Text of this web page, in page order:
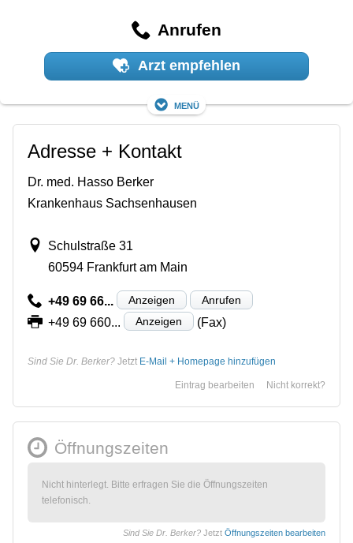
Anrufen
Arzt empfehlen
Menü
Adresse + Kontakt
Dr. med. Hasso Berker
Krankenhaus Sachsenhausen
Schulstraße 31
60594 Frankfurt am Main
+49 69 66... Anzeigen Anrufen
+49 69 660... Anzeigen (Fax)
Sind Sie Dr. Berker? Jetzt E-Mail + Homepage hinzufügen
Nicht korrekt?
Eintrag bearbeiten
Öffnungszeiten
Nicht hinterlegt. Bitte erfragen Sie die Öffnungszeiten
telefonisch.
Sind Sie Dr. Berker? Jetzt Öffnungszeiten bearbeiten